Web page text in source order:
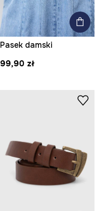
Pasek damski
99,90 zł